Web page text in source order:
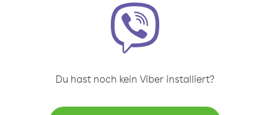
Du hast noch kein Viber installiert?